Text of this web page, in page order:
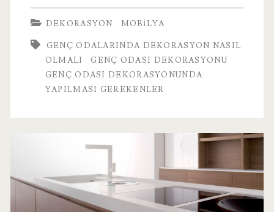
Odalarında
Dekorasyon
DEKORASYON MOBILYA
GENÇ ODALARINDA DEKORASYON NASIL
OLMALI
GENÇ ODASI DEKORASYONU
GENÇ ODASI DEKORASYONUNDA
YAPILMASI GEREKENLER